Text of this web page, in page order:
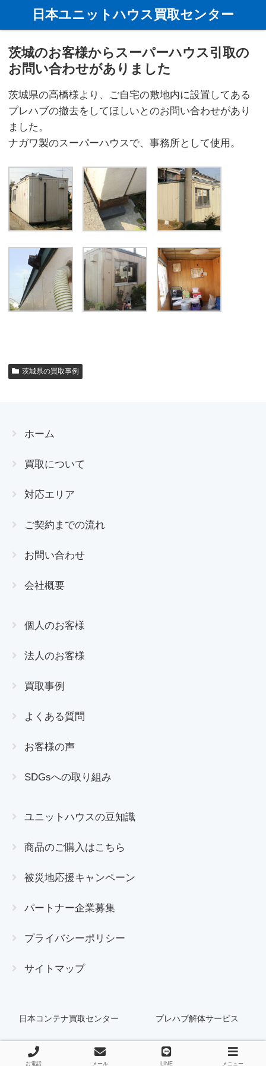
ユニットハウスの買取事例 茨城県の買取事例
茨城のお客様からスーパーハウス引取の
お問い合わせがありました
茨城県の高橋様より、ご自宅の敷地内に設置してある
プレハブの撤去をしてほしいとのお問い合わせがあり
ました。
ナガワ製のスーパーハウスで、事務所として使用。
茨城県の買取事例
ホーム
買取について
対応エリア
ご契約までの流れ
お問い合わせ
会社概要
個人のお客様
法人のお客様
買取事例
よくある質問
お客様の声
SDGsへの取り組み
ユニットハウスの豆知識
商品のご購入はこちら
被災地応援キャンペーン
パートナー企業募集
プライバシーポリシー
サイトマップ
日本コンテナ買取センター プレハブ解体サービス
© 2009 日本ユニットハウス買取センター.
日本ユニットハウス買取センター
お電話 メール LINE メニュー